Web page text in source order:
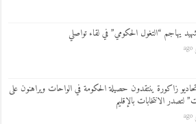
يهاجم “التغول الحكومي” في لقاء تواصلي
زاكورة ينتقدون حصيلة الحكومة في الواحات ويراهنون على
لتصدر الانتخابات بالإقليم